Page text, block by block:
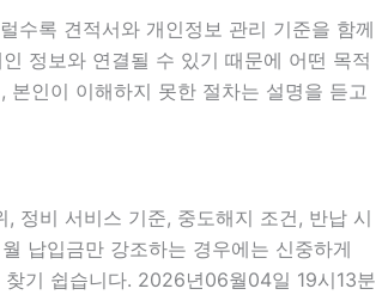
수록 견적서와 개인정보 관리 기준을 함께
정보와 연결될 수 있기 때문에 어떤 목적
인이 이해하지 못한 절차는 설명을 듣고
정비 서비스 기준, 중도해지 조건, 반납 시
납입금만 강조하는 경우에는 신중하게
기 쉽습니다. 2026년06월04일 19시13분